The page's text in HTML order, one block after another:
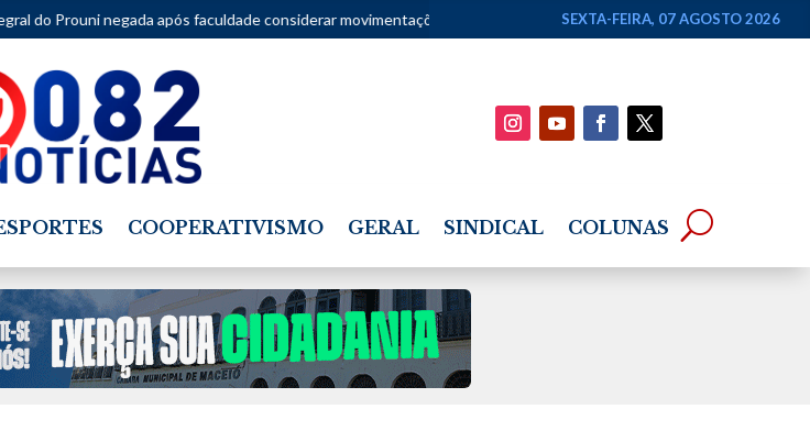
faculdade considerar movimentações de apostas como renda Superintendentes da PF defendem
SEXTA-FEIRA, 07 AGOSTO 2026
COOPERATIVISMO GERAL SINDICAL COLUNAS